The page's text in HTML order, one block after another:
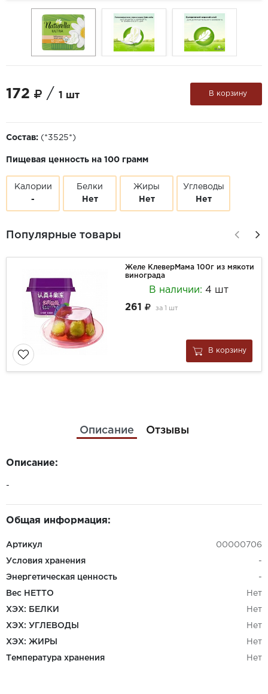
172 / 1 шт В корзину
Состав: (*3525*)
Пищевая ценность на 100 грамм
Калории
-
Белки
Нет
Жиры
Нет
Углеводы
Нет
Популярные товары
Желе КлеверМама 100г из мякоти
винограда
В наличии: 4 шт
261
за 1 шт
В корзину
Описание Отзывы
Описание:
-
Общая информация:
Артикул 00000706
Условия хранения -
Энергетическая ценность -
Вес НЕТТО Нет
ХЭХ: БЕЛКИ Нет
ХЭХ: УГЛЕВОДЫ Нет
ХЭХ: ЖИРЫ Нет
Температура хранения Нет